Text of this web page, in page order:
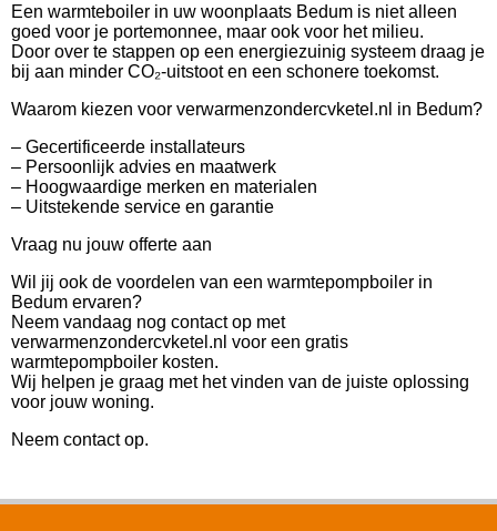
Een warmteboiler in uw woonplaats Bedum is niet alleen
goed voor je portemonnee, maar ook voor het milieu.
Door over te stappen op een energiezuinig systeem draag je
bij aan minder CO₂-uitstoot en een schonere toekomst.
Waarom kiezen voor verwarmenzondercvketel.nl in Bedum?
– Gecertificeerde installateurs
– Persoonlijk advies en maatwerk
– Hoogwaardige merken en materialen
– Uitstekende service en garantie
Vraag nu jouw offerte aan
Wil jij ook de voordelen van een warmtepompboiler in
Bedum ervaren?
Neem vandaag nog contact op met
verwarmenzondercvketel.nl voor een gratis
warmtepompboiler kosten.
Wij helpen je graag met het vinden van de juiste oplossing
voor jouw woning.
Neem contact op.